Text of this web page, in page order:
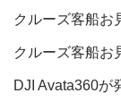
クルーズ客船お
クルーズ客船お
DJI Avata360が